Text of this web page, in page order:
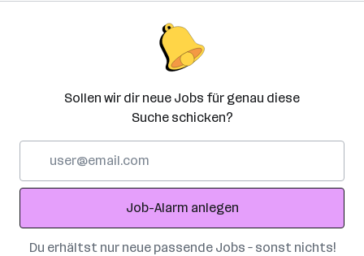
Sollen wir dir neue Jobs für genau diese
Suche schicken?
Adresse
Job-Alarm anlegen
Du erhältst nur neue passende Jobs – sonst nichts!